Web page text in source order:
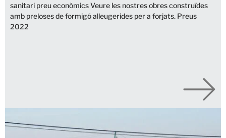
sanitari preu econòmics Veure les nostres obres construïdes
amb preloses de formigó alleugerides per a forjats. Preus
2022